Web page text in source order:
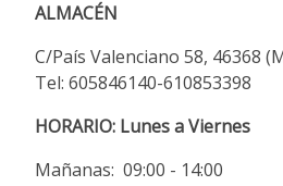
ALMACÉN
C/País Valenciano 58, 46368
Tel: 605846140-610853398
HORARIO: Lunes a Viernes
Mañanas: 09:00 - 14:00